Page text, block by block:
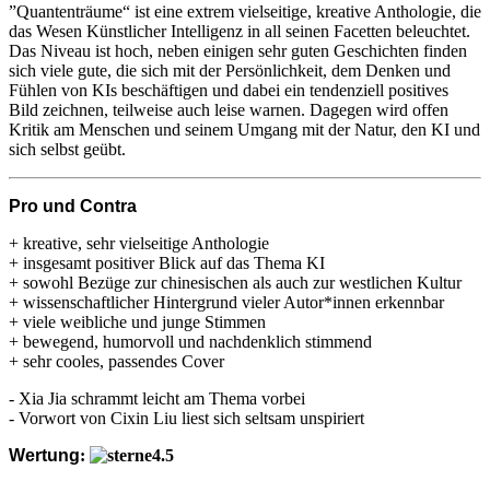
”Quantenträume“ ist eine extrem vielseitige, kreative Anthologie, die
das Wesen Künstlicher Intelligenz in all seinen Facetten beleuchtet.
Das Niveau ist hoch, neben einigen sehr guten Geschichten finden
sich viele gute, die sich mit der Persönlichkeit, dem Denken und
Fühlen von KIs beschäftigen und dabei ein tendenziell positives
Bild zeichnen, teilweise auch leise warnen. Dagegen wird offen
Kritik am Menschen und seinem Umgang mit der Natur, den KI und
sich selbst geübt.
Pro und Contra
+ kreative, sehr vielseitige Anthologie
+ insgesamt positiver Blick auf das Thema KI
+ sowohl Bezüge zur chinesischen als auch zur westlichen Kultur
+ wissenschaftlicher Hintergrund vieler Autor*innen erkennbar
+ viele weibliche und junge Stimmen
+ bewegend, humorvoll und nachdenklich stimmend
+ sehr cooles, passendes Cover
- Xia Jia schrammt leicht am Thema vorbei
- Vorwort von Cixin Liu liest sich seltsam unspiriert
Wertung: